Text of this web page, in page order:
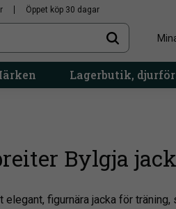
Öppet köp 30 dagar
Lagerbutik,
Bylgja
elegant, figurnära jacka för